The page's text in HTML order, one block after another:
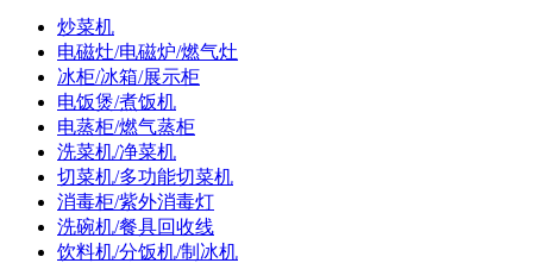
炒菜机
电磁灶/电磁炉/燃气灶
冰柜/冰箱/展示柜
电饭煲/煮饭机
电蒸柜/燃气蒸柜
洗菜机/净菜机
切菜机/多功能切菜机
消毒柜/紫外消毒灯
洗碗机/餐具回收线
饮料机/分饭机/制冰机